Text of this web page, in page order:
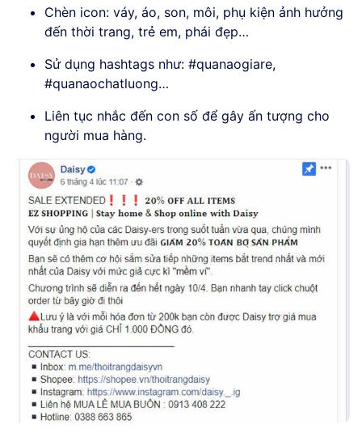
Chèn icon: váy, áo, son, môi, phụ kiện ảnh hưởng
đến thời trang, trẻ em, phái đẹp…
Sử dụng hashtags như: #quanaogiare,
#quanaochatluong…
Liên tục nhắc đến con số để gây ấn tượng cho
người mua hàng.